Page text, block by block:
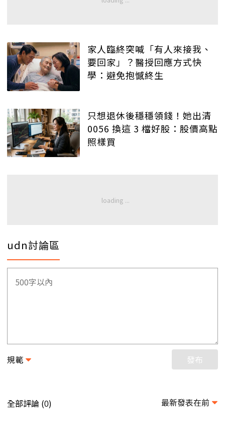
家人臨終突喊「有人來接我、
要回家」？醫授回應方式快
學：避免抱憾終生
只想退休後穩穩領錢！她出清
0056 換這 3 檔好股：股價高點
照樣買
udn討論區
規範 發布
全部評論 (0) 最新發表在前